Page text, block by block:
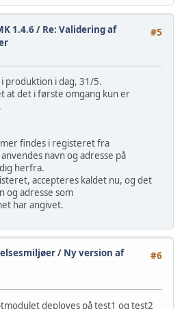
#5
1.4.6/ Re: Validering af
produktion i dag, 31/5.
at det i første omgang kun er
findes i registeret fra
navn og adresse på
herfra.
accepteres kaldet nu, og det
og adresse som
har angivet.
#6
/ Ny version af
deployes på test1 og test2